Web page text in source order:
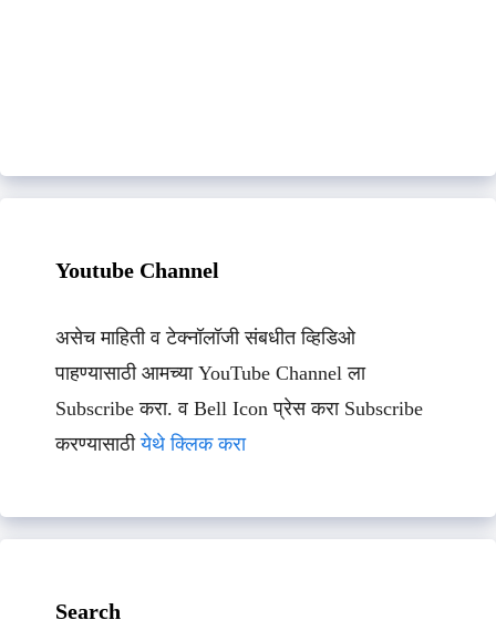
Youtube Channel
असेच माहिती व टेक्नॉलॉजी संबधीत व्हिडिओ
पाहण्यासाठी आमच्या YouTube Channel ला
Subscribe करा. व Bell Icon प्रेस करा Subscribe
करण्यासाठीयेथे क्लिक करा
Search